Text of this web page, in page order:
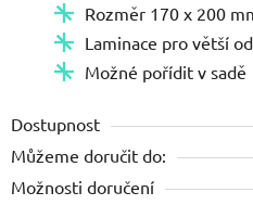
Rozměr 170 x 200
Laminace pro větší
Možné pořídit v sadě
Dostupnost
Můžeme doručit do:
Možnosti doručení